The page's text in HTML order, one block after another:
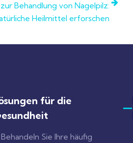
Behandlung von Nagelpilz:
Heilmittel erforschen
für die
Behandeln Sie Ihre häufig